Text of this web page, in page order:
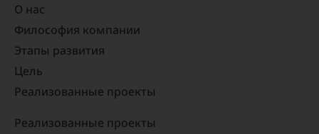
О нас
Философия компании
Этапы развития
Цель
Реализованные проекты​
Реализованные проекты